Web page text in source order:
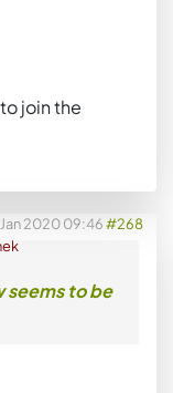
to join the
2020 09:46#268
seems to be